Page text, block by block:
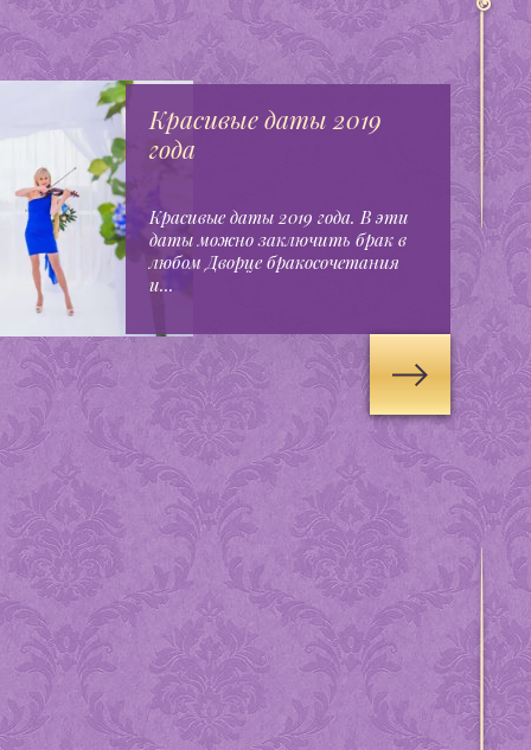
Красивые даты 2019
года
Красивые даты 2019 года. В эти
даты можно заключить брак в
любом Дворце бракосочетания
и...